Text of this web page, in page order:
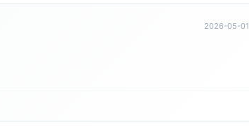
2026-05-01